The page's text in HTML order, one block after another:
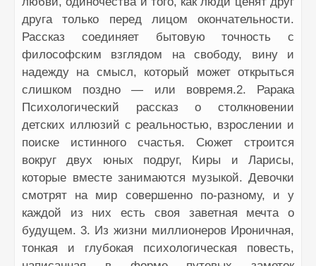
друга только перед лицом окончательности.
Рассказ соединяет бытовую точность с
философским взглядом на свободу, вину и
надежду на смысл, который может открыться
слишком поздно — или вовремя.2. Рарака
Психологический рассказ о столкновении
детских иллюзий с реальностью, взрослении и
поиске истинного счастья. Сюжет строится
вокруг двух юных подруг, Киры и Ларисы,
которые вместе занимаются музыкой. Девочки
смотрят на мир совершенно по-разному, и у
каждой из них есть своя заветная мечта о
будущем. 3. Из жизни миллионеров Ироничная,
тонкая и глубокая психологическая повесть,